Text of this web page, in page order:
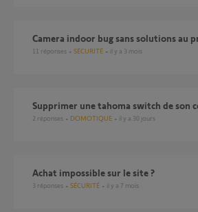
Camera indoor bug sans solutions au
11 réponses SÉCURITÉ il y a 3 mois
supprimer une tahoma switch de son
2 réponses DOMOTIQUE il y a 30 jours
Achat impossible sur le site ?
3 réponses SÉCURITÉ il y a 7 mois